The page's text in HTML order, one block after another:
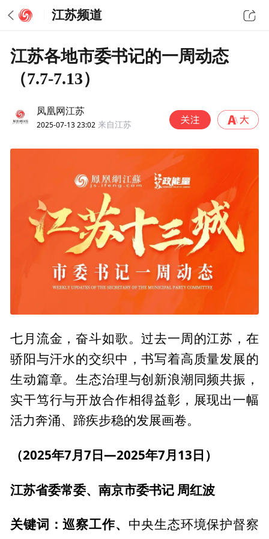
江苏频道
江苏各地市委书记的一周动态
（7.7-7.13）
凤凰网江苏
2025-07-13 23:02 来自江苏
七月流金，奋斗如歌。过去一周的江苏，在
骄阳与汗水的交织中，书写着高质量发展的
生动篇章。生态治理与创新浪潮同频共振，
实干笃行与开放合作相得益彰，展现出一幅
活力奔涌、蹄疾步稳的发展画卷。
（2025年7月7日—2025年7月13日）
江苏省委常委、南京市委书记 周红波
关键词 ：巡察工作、
中央生态环境保护督察